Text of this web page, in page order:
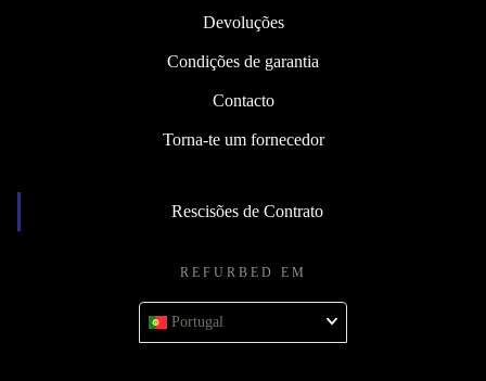
Devoluções
Condições de garantia
Contacto
Torna-te um fornecedor
Rescisões de Contrato
REFURBED EM
Portugal